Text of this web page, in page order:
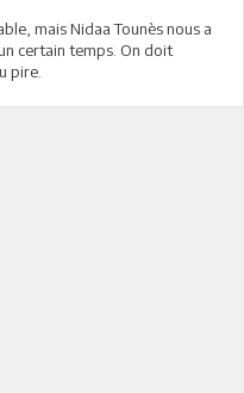
mais Nidaa Tounès nous a
certain temps. On doit
pire.